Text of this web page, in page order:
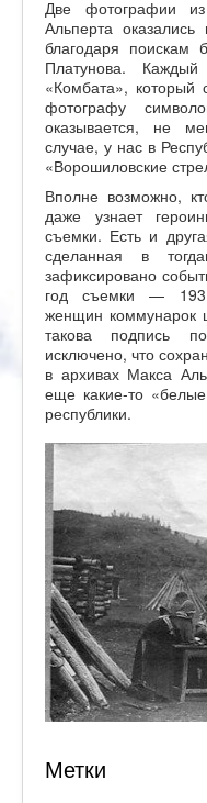
Две фотографии из
Альперта
благодаря поискам
Платунова.
«Комбата», который
фотографу
оказывается, не
случае, у нас в
«Ворошиловские
Вполне возможно,
даже узнает
съемки. Есть и
сделанная в
зафиксировано
год съемки —
женщин
такова подпись
исключено, что
в архивах Макса
еще какие-то
республики.
Метки